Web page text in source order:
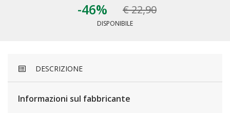
-46% € 22,90
DISPONIBILE
DESCRIZIONE
Informazioni sul fabbricante